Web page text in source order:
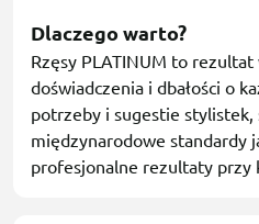
Dlaczego warto?
Rzęsy PLATINUM to
doświadczenia i dbałości o
potrzeby i sugestie stylistek,
międzynarodowe standardy
profesjonalne rezultaty przy